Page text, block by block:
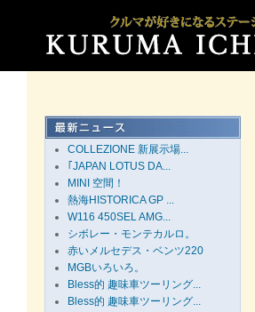
COLLEZIONE 新展示場...
｢JAPAN LOTUS DA...
MINI 空間！
熱海HISTORICA GP ...
W116 450SEL AMG...
シボレー・モンテカルロ。
赤いメルセデス・ベンツ220
MGBいろいろ。
Bless的 趣味車ツーリング...
Bless的 趣味車ツーリング...